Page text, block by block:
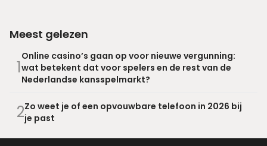
Meest gelezen
1
Online casino’s gaan op voor nieuwe vergunning:
wat betekent dat voor spelers en de rest van de
Nederlandse kansspelmarkt?
2Zo weet je of een opvouwbare telefoon in 2026 bij
je past